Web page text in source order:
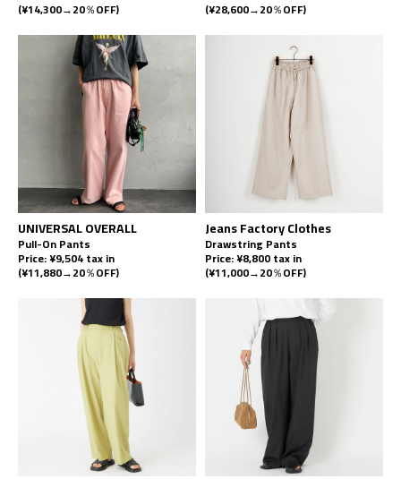
(¥14,300→20％OFF) (¥28,600→20％OFF)
UNIVERSAL OVERALL
Pull-On Pants
Price: ¥9,504 tax in
(¥11,880→20％OFF)
Jeans Factory Clothes
Drawstring Pants
Price: ¥8,800 tax in
(¥11,000→20％OFF)